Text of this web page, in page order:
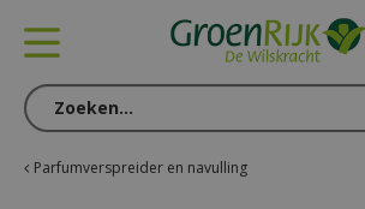
Parfumverspreider en navulling